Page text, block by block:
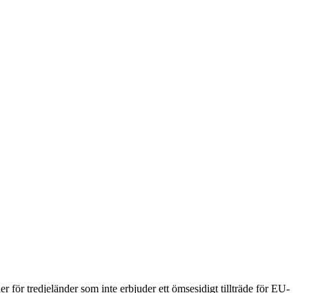
för tredjeländer som inte erbjuder ett ömsesidigt tillträde för EU-